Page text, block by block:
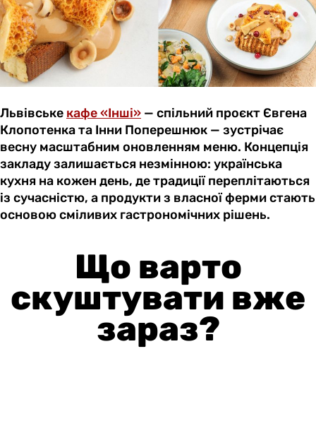
Львівське кафе «Інші» — спільний проєкт Євгена
Клопотенка та Інни Поперешнюк — зустрічає
весну масштабним оновленням меню. Концепція
закладу залишається незмінною: українська
кухня на кожен день, де традиції переплітаються
із сучасністю, а продукти з власної ферми стають
основою сміливих гастрономічних рішень.
Що варто
скуштувати вже
зараз?